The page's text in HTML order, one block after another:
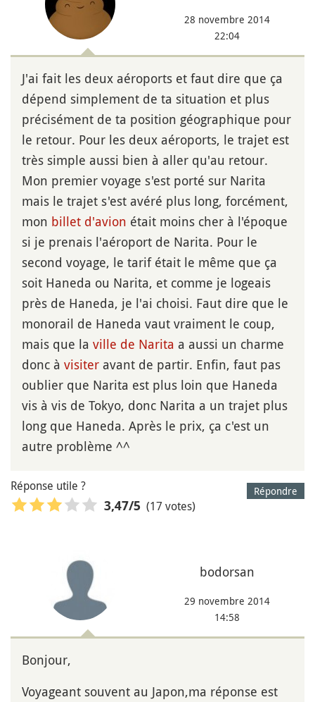
28 novembre 2014
22:04
J'ai fait les deux aéroports et faut dire que ça
dépend simplement de ta situation et plus
précisément de ta position géographique pour
le retour. Pour les deux aéroports, le trajet est
très simple aussi bien à aller qu'au retour.
Mon premier voyage s'est porté sur Narita
mais le trajet s'est avéré plus long, forcément,
mon billet d'avion était moins cher à l'époque
si je prenais l'aéroport de Narita. Pour le
second voyage, le tarif était le même que ça
soit Haneda ou Narita, et comme je logeais
près de Haneda, je l'ai choisi. Faut dire que le
monorail de Haneda vaut vraiment le coup,
mais que la ville de Narita a aussi un charme
donc à visiter avant de partir. Enfin, faut pas
oublier que Narita est plus loin que Haneda
vis à vis de Tokyo, donc Narita a un trajet plus
long que Haneda. Après le prix, ça c'est un
autre problème ^^
Répondre
Réponse utile ?
3,47/5 (17 votes)
bodorsan
29 novembre 2014
14:58
Bonjour,
Voyageant souvent au Japon,ma réponse est